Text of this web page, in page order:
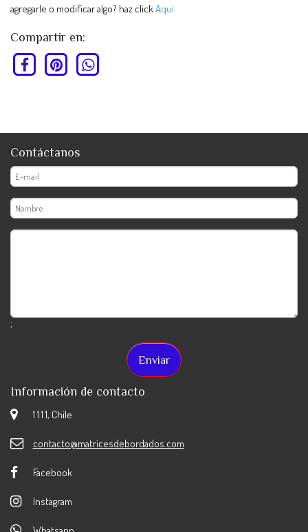
agregarle o modificar algo? haz clickAquí
Compartir en:
Contáctanos
;
Información de contacto
1 1 1 1, Chile
contacto@matricesdebordados.com
Facebook
Instagram